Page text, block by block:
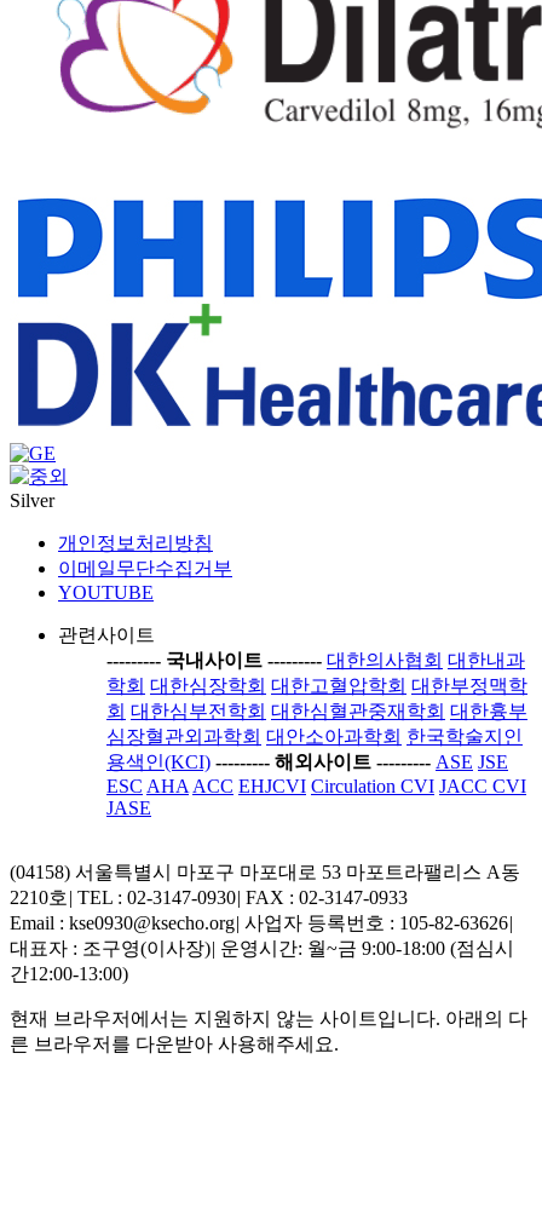
Silver
개인정보처리방침
이메일무단수집거부
YOUTUBE
관련사이트
--------- 국내사이트 --------- 대한의사협회 대한내과
학회 대한심장학회 대한고혈압학회 대한부정맥학
회 대한심부전학회 대한심혈관중재학회 대한흉부
심장혈관외과학회 대안소아과학회 한국학술지인
용색인(KCI) --------- 해외사이트 --------- ASE JSE
ESC AHA ACC EHJCVI Circulation CVI JACC CVI
JASE
(04158) 서울특별시 마포구 마포대로 53 마포트라팰리스 A동
2210호 | TEL : 02-3147-0930| FAX : 02-3147-0933
Email : kse0930@ksecho.org| 사업자 등록번호 : 105-82-63626|
대표자 : 조구영(이사장)| 운영시간: 월~금 9:00-18:00 (점심시
간12:00-13:00)
현재 브라우저에서는 지원하지 않는 사이트입니다. 아래의 다
른 브라우저를 다운받아 사용해주세요.